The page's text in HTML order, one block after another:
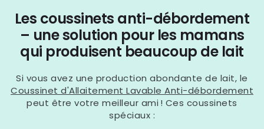
Les coussinets anti-débordement
– une solution pour les mamans
qui produisent beaucoup de lait
Si vous avez une production abondante de lait, le
Coussinet d'Allaitement Lavable Anti-débordement
peut être votre meilleur ami ! Ces coussinets
spéciaux :